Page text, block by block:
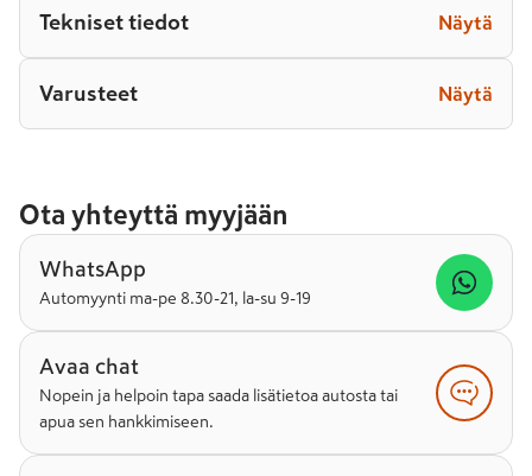
Tekniset tiedot Näytä
Varusteet Näytä
Ota yhteyttä myyjään
WhatsApp
Automyynti ma-pe 8.30-21, la-su 9-19
Avaa chat
Nopein ja helpoin tapa saada lisätietoa autosta tai
apua sen hankkimiseen.